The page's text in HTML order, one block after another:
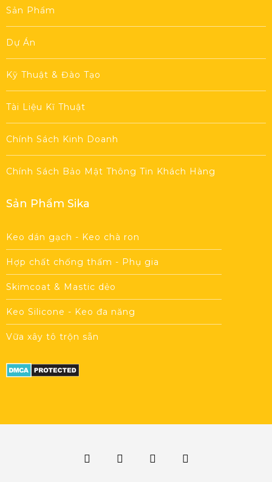
Sản Phẩm
Dự Án
Kỹ Thuật & Đào Tạo
Tài Liệu Kĩ Thuật
Chính Sách Kinh Doanh
Chính Sách Bảo Mật Thông Tin Khách Hàng
Sản Phẩm Sika
Keo dán gạch - Keo chà ron
Hợp chất chống thấm - Phụ gia
Skimcoat & Mastic dẻo
Keo Silicone - Keo đa năng
Vữa xây tô trộn sẵn